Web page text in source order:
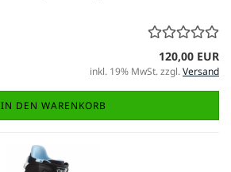
120,00 EUR
inkl. 19% MwSt. zzgl.Versand
IN DEN WARENKORB